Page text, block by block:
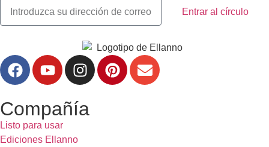
Entrar al círculo
Compañía
Listo para usar
Ediciones Ellanno